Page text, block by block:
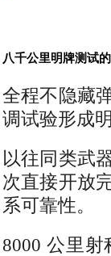
八千公里明牌测试
全程不隐藏
调试验形成
以往同类武
次直接开放
系可靠性。
8000 公里